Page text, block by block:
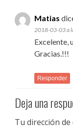
Matias
2018-03-03 a
Excelente,
Gracias.!!!
Responder
Deja una
Tu dirección